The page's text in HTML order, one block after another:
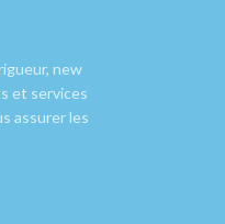
new
et services
assurer les